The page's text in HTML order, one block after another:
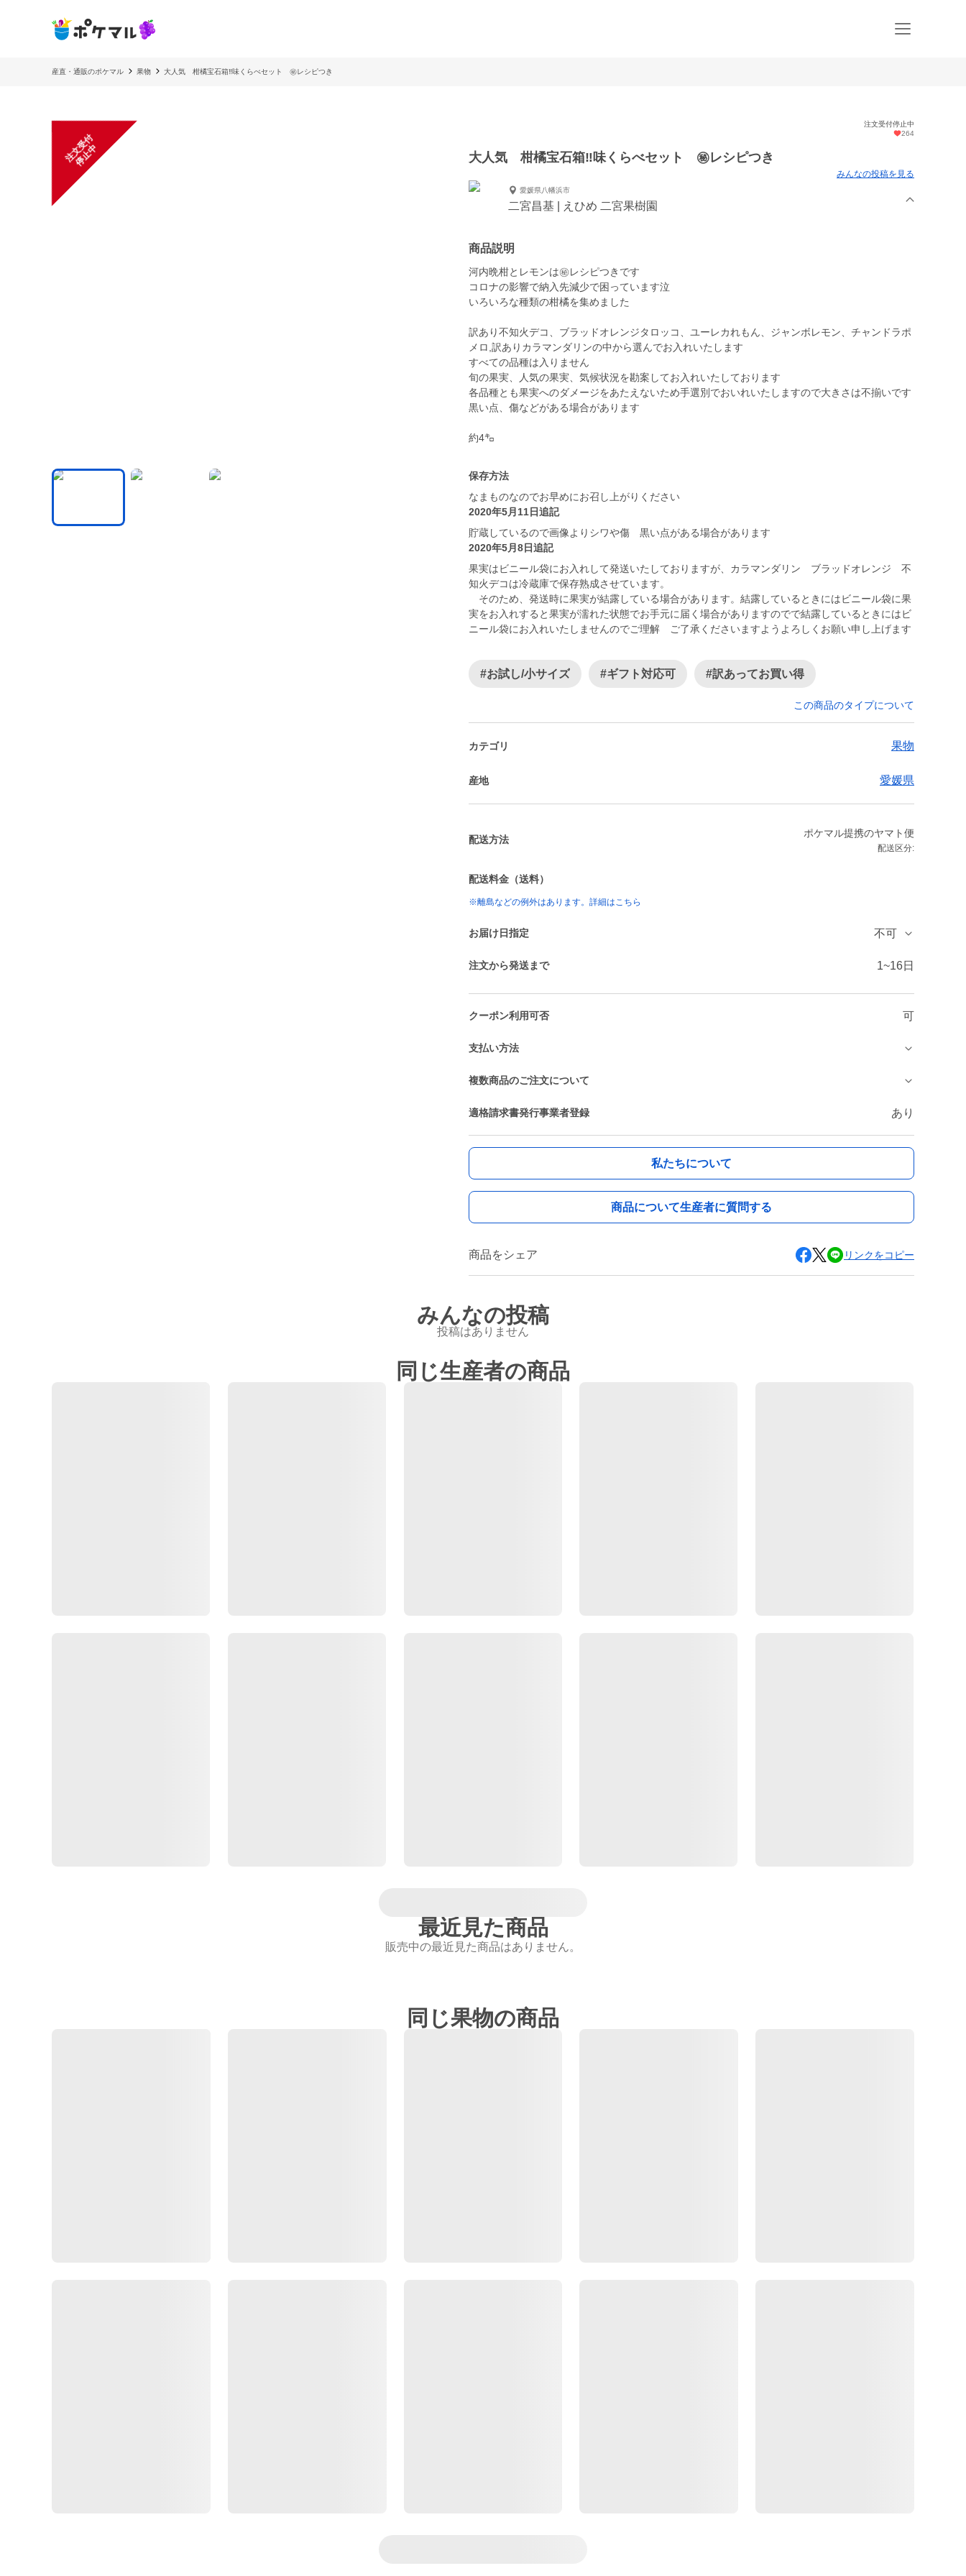
産直・通販のポケマル 果物 大人気 柑橘宝石箱‼️味くらべセット ㊙レシピつき
注
文
受
付
停
止
中
注文受付停止中
264
大人気 柑橘宝石箱‼️味くらべセット ㊙レシピつき
みんなの投稿を見る
愛媛県八幡浜市
二宮昌基 | えひめ 二宮果樹園
商品説明
河内晩柑とレモンは㊙レシピつきです
コロナの影響で納入先減少で困っています泣
いろいろな種類の柑橘を集めました
訳あり不知火デコ、ブラッドオレンジタロッコ、ユーレカれもん、ジャンボレモン、チャンドラポ
メロ,訳ありカラマンダリンの中から選んでお入れいたします
すべての品種は入りません
旬の果実、人気の果実、気候状況を勘案してお入れいたしております
各品種とも果実へのダメージをあたえないため手選別でおいれいたしますので大きさは不揃いです
黒い点、傷などがある場合があります
約4㌔
保存方法
なまものなのでお早めにお召し上がりください
2020年5月11日追記
貯蔵しているので画像よりシワや傷 黒い点がある場合があります
2020年5月8日追記
果実はビニール袋にお入れして発送いたしておりますが、カラマンダリン ブラッドオレンジ 不
知火デコは冷蔵庫で保存熟成させています。
そのため、発送時に果実が結露している場合があります。結露しているときにはビニール袋に果
実をお入れすると果実が濡れた状態でお手元に届く場合がありますのでで結露しているときにはビ
ニール袋にお入れいたしませんのでご理解 ご了承くださいますようよろしくお願い申し上げます
#お試し/小サイズ #ギフト対応可 #訳あってお買い得
この商品のタイプについて
カテゴリ 果物
産地 愛媛県
配送方法
ポケマル提携のヤマト便
配送区分:
配送料金（送料）
※離島などの例外はあります。詳細はこちら
お届け日指定 不可
注文から発送まで 1~16日
クーポン利用可否 可
支払い方法
複数商品のご注文について
適格請求書発行事業者登録 あり
私たちについて
商品について生産者に質問する
商品をシェア リンクをコピー
みんなの投稿
投稿はありません
同じ生産者の商品
最近見た商品
販売中の最近見た商品はありません。
同じ果物の商品